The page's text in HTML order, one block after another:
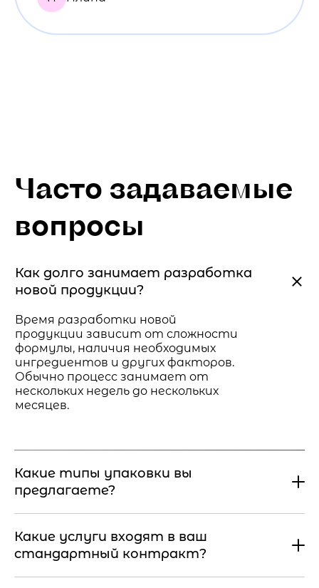
Часто задаваемые
вопросы
Как долго занимает разработка
новой продукции?
Время разработки новой
продукции зависит от сложности
формулы, наличия необходимых
ингредиентов и других факторов.
Обычно процесс занимает от
нескольких недель до нескольких
месяцев.
Какие типы упаковки вы
предлагаете?
Какие услуги входят в ваш
стандартный контракт?